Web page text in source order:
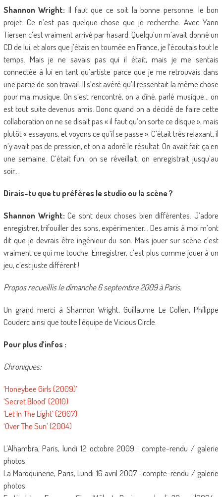
Shannon Wright: Il faut que ce soit la bonne personne, le bon
projet. Ce n’est pas quelque chose que je recherche. Avec Yann
Tiersen c’est vraiment arrivé par hasard. Quelqu’un m’avait donné un
CD de lui, et alors que j’étais en tournée en France, je l’écoutais tout le
temps. Mais je ne savais pas qui il était, mais je me sentais
connectée à lui en tant qu’artiste parce que je me retrouvais dans
une partie de son travail. Il s’est avéré qu’il ressentait la même chose
pour ma musique. On s’est rencontré, on a dîné, parlé musique… on
est tout suite devenus amis. Donc quand on a décidé de faire cette
collaboration on ne se disait pas « il faut qu’on sorte ce disque », mais
plutôt « essayons, et voyons ce qu’il se passe ». C’était très relaxant, il
n’y avait pas de pression, et on a adoré le résultat. On avait fait ça en
une semaine. C’était fun, on se réveillait, on enregistrait jusqu’au
soir…
Dirais-tu que tu préfères le studio ou la scène ?
Shannon Wright: Ce sont deux choses bien différentes. J’adore
enregistrer, trifouiller des sons, expérimenter… Des amis à moi m’ont
dit que je devrais être ingénieur du son. Mais jouer sur scène c’est
vraiment ce qui me touche. Enregistrer, c’est plus comme jouer à un
jeu, c’est juste différent !
Propos recueillis le dimanche 6 septembre 2009 à Paris.
Un grand merci à Shannon Wright, Guillaume Le Collen, Philippe
Couderc ainsi que toute l’équipe de Vicious Circle.
Pour plus d’infos :
Chroniques:
‘Honeybee Girls (2009)’
‘Secret Blood’ (2010)
‘Let In The Light’ (2007)
‘Over The Sun’ (2004)
L’Alhambra, Paris, lundi 12 octobre 2009 : compte-rendu / galerie
photos
La Maroquinerie, Paris, Lundi 16 avril 2007 : compte-rendu / galerie
photos